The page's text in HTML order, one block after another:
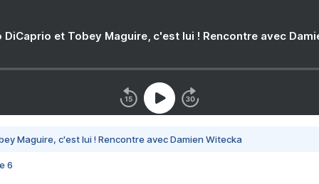
DiCaprio et Tobey Maguire, c'est lui ! Rencontre avec
Maguire, c'est lui ! Rencontre avec Damien Witecka
6